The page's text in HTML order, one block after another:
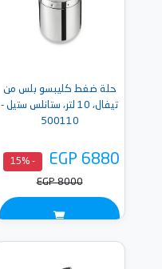
حلة ضغط كليبسو بلس من
تيفال، 10 لتر، ستانلس ستيل -
500110
EGP 6880
- 15%
EGP 8000